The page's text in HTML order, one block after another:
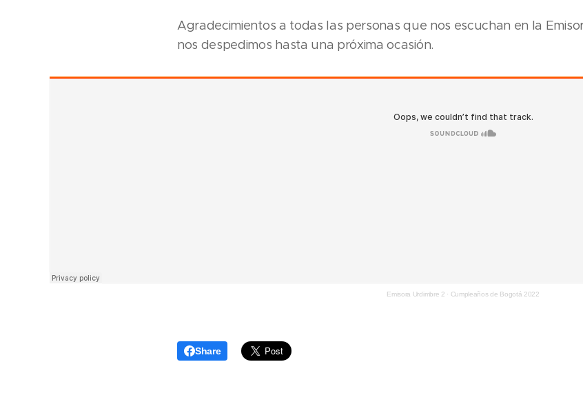
Agradecimientos a todas las personas que nos escuchan en la
nos despedimos hasta una próxima ocasión.
Emisora Urdimbre 2 · Cumpleaños de Bogotá 2022
Share